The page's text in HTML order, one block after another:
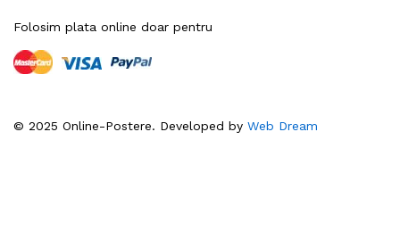
© 2025 Online-Postere. Developed by Web Dream
Folosim plata online doar pentru